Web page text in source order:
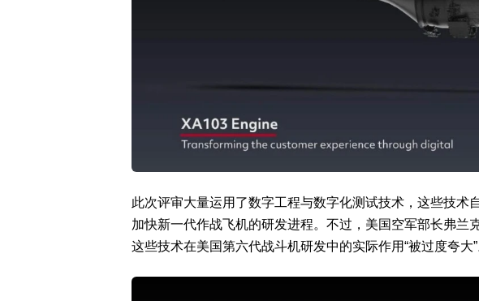
此次评审大量运用了数字工程与数字化测试技术，这些技术
加快新一代作战飞机的研发进程。不过，美国空军部长弗兰
这些技术在美国第六代战斗机研发中的实际作用“被过度夸大”